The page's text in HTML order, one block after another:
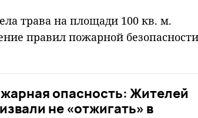
трава на площади 100 кв. м.
правил пожарной безопасности
опасность: Жителей
не «отжигать» в